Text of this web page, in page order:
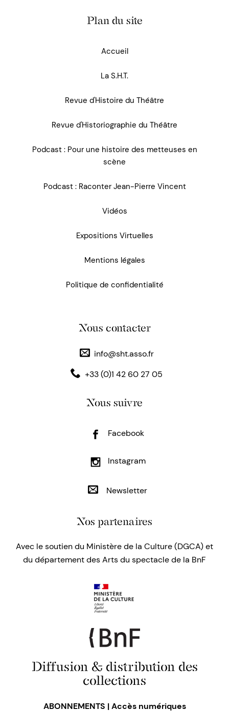
Plan du site
Accueil
La S.H.T.
Revue d'Histoire du Théâtre
Revue d'Historiographie du Théâtre
Podcast : Pour une histoire des metteuses en
scène
Podcast : Raconter Jean-Pierre Vincent
Vidéos
Expositions Virtuelles
Mentions légales
Politique de confidentialité
Nous contacter
info@sht.asso.fr
+33 (0)1 42 60 27 05
Nous suivre
Facebook
Instagram
Newsletter
Nos partenaires
Avec le soutien du Ministère de la Culture (DGCA) et
du département des Arts du spectacle de la BnF
Diffusion & distribution des
collections
ABONNEMENTS | Accès numériques